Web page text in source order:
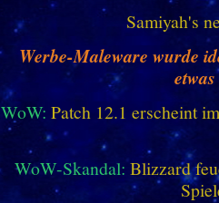
Samiyah's
Werbe-Maleware wurde
WoW: Patch 12.1 erscheint
WoW-Skandal: Blizzard